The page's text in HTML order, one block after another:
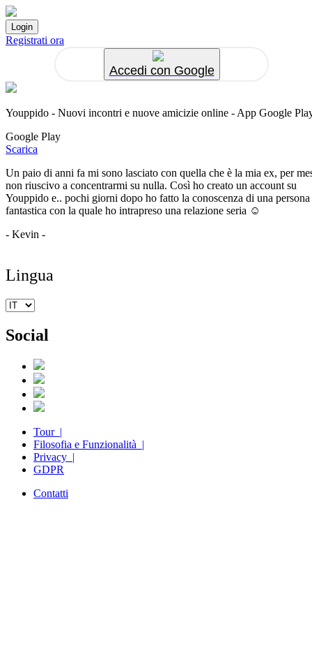
Registrati ora
Accedi con Google
Youppido - Nuovi incontri e nuove amicizie online - App Google
Google Play
Scarica
Un paio di anni fa mi sono lasciato con quella che è la mia ex, per
non riuscivo a concentrarmi su nulla. Così ho creato un account su
Youppido e.. pochi giorni dopo ho fatto la conoscenza di una persona
fantastica con la quale ho intrapreso una relazione seria ☺️
- Kevin -
Lingua
Social
Tour |
Filosofia e Funzionalità |
Privacy |
GDPR
Contatti